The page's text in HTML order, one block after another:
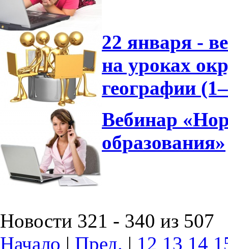
22 января -
на уроках
географии
Вебинар
образования»
Новости 321 - 340 из 507
Начало | Пред. | 12 13 14